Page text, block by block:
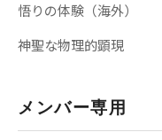
悟りの体験（海外）
神聖な物理的顕現
メンバー専用